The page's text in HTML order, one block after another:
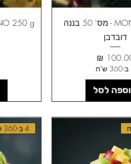
MONO 250 g - מס' 50 בננה
דובדבן
לסל
4 ב-360 ש"ח